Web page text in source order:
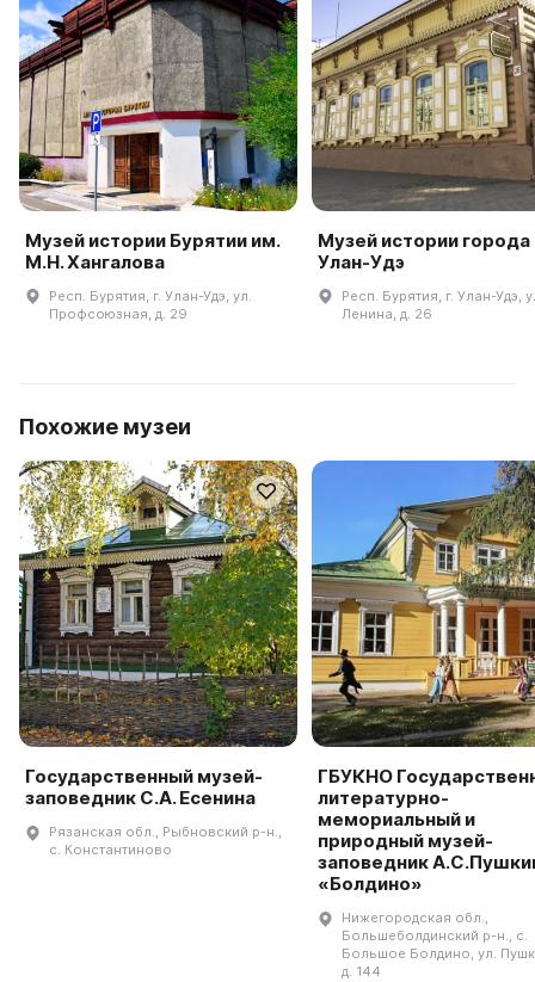
Музей истории Бурятии им.
М.Н. Хангалова
Респ. Бурятия, г. Улан-Удэ, ул.
Профсоюзная, д. 29
Музей истории города
Улан-Удэ
Респ. Бурятия, г. Улан-Удэ,
Ленина, д. 26
Похожие музеи
Государственный музей-
заповедник С.А. Есенина
Рязанская обл., Рыбновский р-н.,
с. Константиново
ГБУКНО
литературно-
мемориальный и
природный музей-
заповедник
«Болдино»
Нижегородская обл.,
Большеболдинский р-н., с.
Большое Болдино, ул.
д. 144